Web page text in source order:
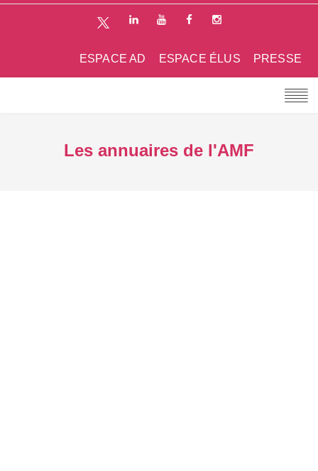
PRESSE
ESPACE ÉLUS
ESPACE AD
Les annuaires de l'AMF